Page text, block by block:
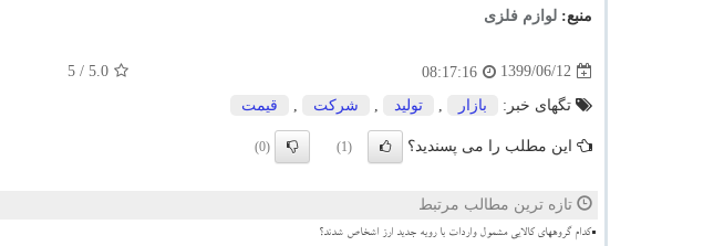
منبع: لوازم فلزی
1399/06/12
08:17:16
5.0
/ 5
تگهای خبر: بازار تولید شركت قیمت
این مطلب را می پسندید؟ (1)
(0)
تازه ترین مطالب مرتبط
کدام گروههای کالایی مشمول واردات با رویه جدید ارز اشخاص شدند؟